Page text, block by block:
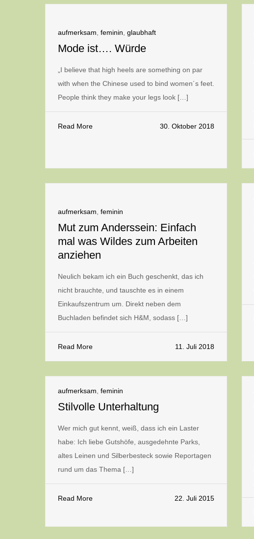
aufmerksam feminin glaubhaft
Mode ist…. Würde
„I believe that high heels are something on par
with when the Chinese used to bind women´s feet.
People think they make your legs look […]
Read More 30. Oktober 2018
aufmerksam feminin
Mut zum Anderssein: Einfach
mal was Wildes zum Arbeiten
anziehen
Neulich bekam ich ein Buch geschenkt, das ich
nicht brauchte, und tauschte es in einem
Einkaufszentrum um. Direkt neben dem
Buchladen befindet sich H&M, sodass […]
Read More 11. Juli 2018
aufmerksam feminin
Stilvolle Unterhaltung
Wer mich gut kennt, weiß, dass ich ein Laster
habe: Ich liebe Gutshöfe, ausgedehnte Parks,
altes Leinen und Silberbesteck sowie Reportagen
rund um das Thema […]
Read More 22. Juli 2015